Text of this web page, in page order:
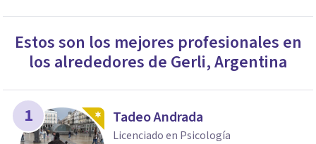
Estos son los mejores profesionales en
los alrededores de Gerli,Argentina
1 Tadeo Andrada
Licenciado en Psicología